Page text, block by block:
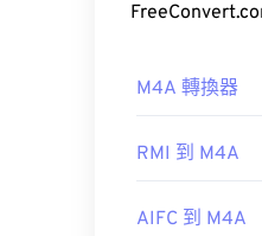
href="https://
896c-2ce2-
並按空白鍵來
M4A 轉換器
RMI 到 M4A
AIFC 到 M4A